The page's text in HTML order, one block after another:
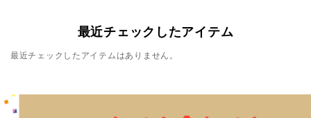
最近チェックしたアイテム
最近チェックしたアイテムはありません。